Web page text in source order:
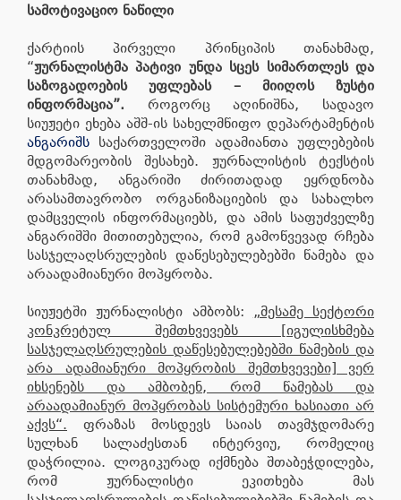
სამოტივაციო ნაწილი
ქარტიის პირველი პრინციპის თანახმად,
“ჟურნალისტმა პატივი უნდა სცეს სიმართლეს და
საზოგადოების უფლებას – მიიღოს ზუსტი
ინფორმაცია”. როგორც აღინიშნა, სადავო
სიუჟეტი ეხება აშშ-ის სახელმწიფო დეპარტამენტის
ანგარიშს საქართველოში ადამიანთა უფლებების
მდგომარეობის შესახებ. ჟურნალისტის ტექსტის
თანახმად, ანგარიში ძირითადად ეყრდნობა
არასამთავრობო ორგანიზაციების და სახალხო
დამცველის ინფორმაციებს, და ამის საფუძველზე
ანგარიშში მითითებულია, რომ გამოწვევად რჩება
სასჯელაღსრულების დაწესებულებებში წამება და
არაადამიანური მოპყრობა.
სიუჟეტში ჟურნალისტი ამბობს:
„მესამე სექტორი
კონკრეტულ შემთხვევებს [იგულისხმება
სასჯელაღსრულების დაწესებულებებში წამების და
არა ადამიანური მოპყრობის შემთხვევები] ვერ
იხსენებს და ამბობენ, რომ წამებას და
არაადამიანურ მოპყრობას სისტემური ხასიათი არ
აქვს“. ფრაზას მოსდევს საიას თავმჯდომარე
სულხან სალაძესთან ინტერვიუ, რომელიც
დაჭრილია. ლოგიკურად იქმნება შთაბეჭდილება,
რომ ჟურნალისტი ეკითხება მას